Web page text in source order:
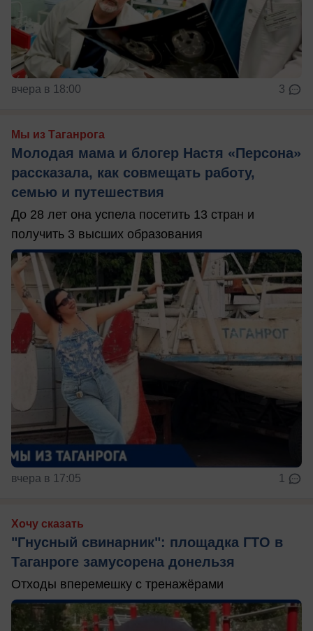
вчера в 18:00 3
Мы из Таганрога
Молодая мама и блогер Настя «Персона»
рассказала, как совмещать работу,
семью и путешествия
До 28 лет она успела посетить 13 стран и
получить 3 высших образования
вчера в 17:05 1
Хочу сказать
"Гнусный свинарник": площадка ГТО в
Таганроге замусорена донельзя
Отходы вперемешку с тренажёрами